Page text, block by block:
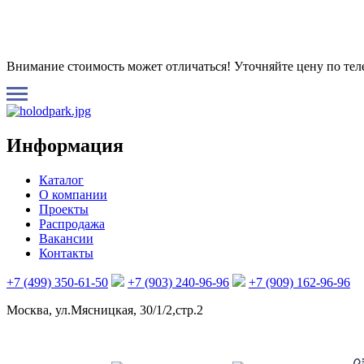
Внимание стоимость может отличаться! Уточняйте цену по
Информация
Каталог
О компании
Проекты
Распродажа
Вакансии
Контакты
+7 (499) 350-61-50 +7 (903) 240-96-96
+7 (909) 162-96-96
Москва, ул.Мясницкая, 30/1/2,стр.2